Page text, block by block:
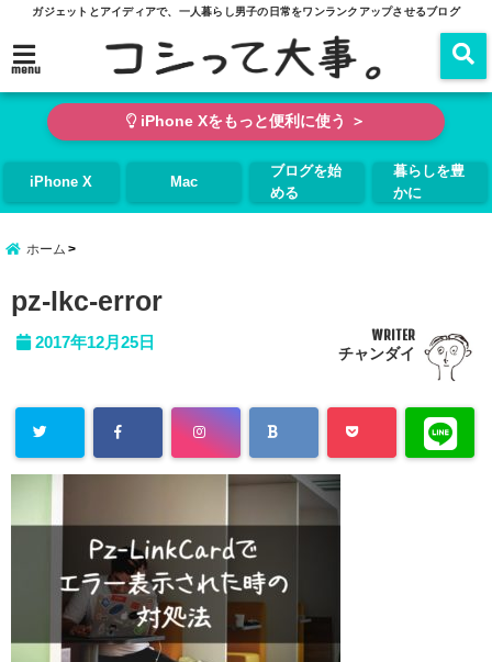
ガジェットとアイディアで、一人暮らし男子の日常をワンランクアップさせるブログ
menu
iPhone Xをもっと便利に使う ＞
iPhone X Mac
ブログを始
める
暮らしを豊
かに
ホーム
pz-lkc-error
2017年12月25日 WRITER
チャンダイ